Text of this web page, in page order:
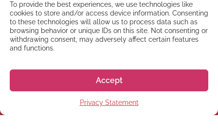
To provide the best experiences, we use technologies like
cookies to store and/or access device information. Consenting
to these technologies will allow us to process data such as
browsing behavior or unique IDs on this site. Not consenting or
withdrawing consent, may adversely affect certain features
and functions.
Accept
Privacy Statement
NEWSLETTER
Subscribe to our newsletter
Subscribe